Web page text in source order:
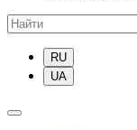
RU
UA